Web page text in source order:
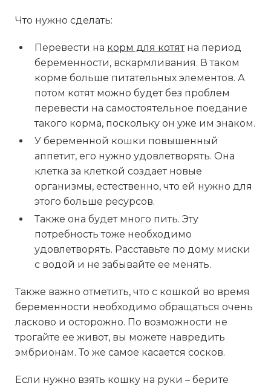
Что нужно сделать:
Перевести на корм для котят на период
беременности, вскармливания. В таком
корме больше питательных элементов. А
потом котят можно будет без проблем
перевести на самостоятельное поедание
такого корма, поскольку он уже им знаком.
У беременной кошки повышенный
аппетит, его нужно удовлетворять. Она
клетка за клеткой создает новые
организмы, естественно, что ей нужно для
этого больше ресурсов.
Также она будет много пить. Эту
потребность тоже необходимо
удовлетворять. Расставьте по дому миски
с водой и не забывайте ее менять.
Также важно отметить, что с кошкой во время
беременности необходимо обращаться очень
ласково и осторожно. По возможности не
трогайте ее живот, вы можете навредить
эмбрионам. То же самое касается сосков.
Если нужно взять кошку на руки – берите